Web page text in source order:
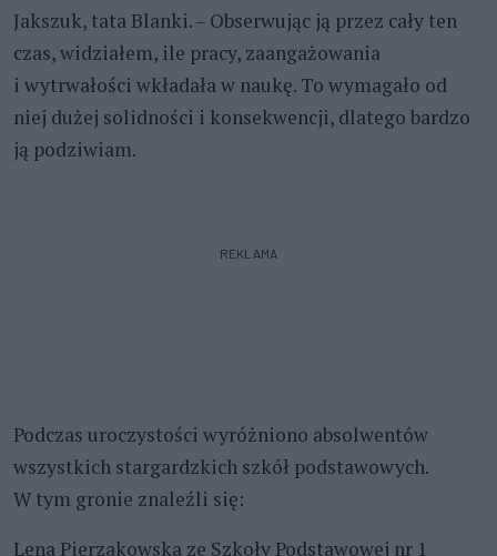
Jakszuk, tata Blanki. – Obserwując ją przez cały ten
czas, widziałem, ile pracy, zaangażowania
i wytrwałości wkładała w naukę. To wymagało od
niej dużej solidności i konsekwencji, dlatego bardzo
ją podziwiam.
REKLAMA
Podczas uroczystości wyróżniono absolwentów
wszystkich stargardzkich szkół podstawowych.
W tym gronie znaleźli się:
Lena Pierzakowska ze Szkoły Podstawowej nr 1